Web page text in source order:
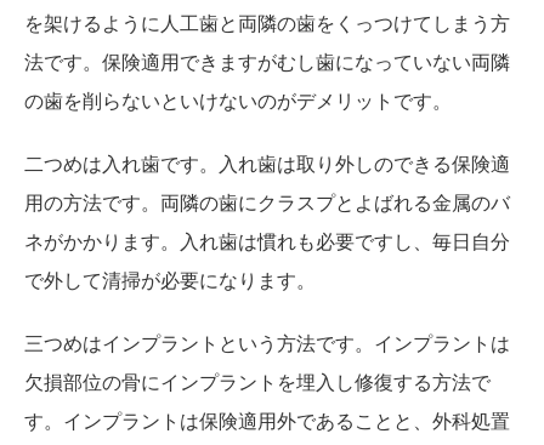
を架けるように人工歯と両隣の歯をくっつけてしまう方
法です。保険適用できますがむし歯になっていない両隣
の歯を削らないといけないのがデメリットです。
二つめは入れ歯です。入れ歯は取り外しのできる保険適
用の方法です。両隣の歯にクラスプとよばれる金属のバ
ネがかかります。入れ歯は慣れも必要ですし、毎日自分
で外して清掃が必要になります。
三つめはインプラントという方法です。インプラントは
欠損部位の骨にインプラントを埋入し修復する方法で
す。インプラントは保険適用外であることと、外科処置